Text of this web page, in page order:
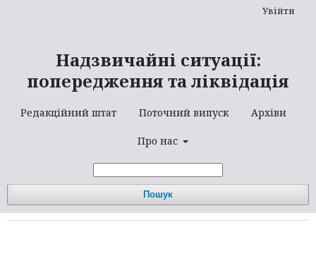
Надзвичайні ситуації:
попередження та ліквідація
Редакційний штат Поточний випуск Архіви
Про нас
Пошук
Увійти